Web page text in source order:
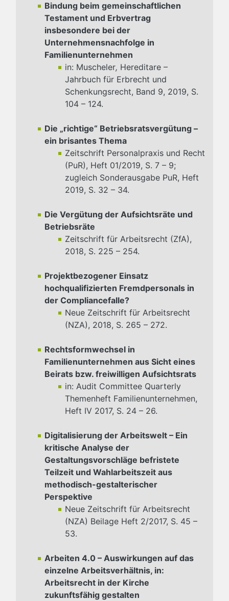
Bindung beim gemeinschaftlichen
Testament und Erbvertrag
insbesondere bei der
Unternehmensnachfolge in
Familienunternehmen
in: Muscheler, Hereditare –
Jahrbuch für Erbrecht und
Schenkungsrecht, Band 9, 2019, S.
104 – 124.
Die „richtige“ Betriebsratsvergütung –
ein brisantes Thema
Zeitschrift Personalpraxis und Recht
(PuR), Heft 01/2019, S. 7 – 9;
zugleich Sonderausgabe PuR, Heft
2019, S. 32 – 34.
Die Vergütung der Aufsichtsräte und
Betriebsräte
Zeitschrift für Arbeitsrecht (ZfA),
2018, S. 225 – 254.
Projektbezogener Einsatz
hochqualifizierten Fremdpersonals in
der Compliancefalle?
Neue Zeitschrift für Arbeitsrecht
(NZA), 2018, S. 265 – 272.
Rechtsformwechsel in
Familienunternehmen aus Sicht eines
Beirats bzw. freiwilligen Aufsichtsrats
in: Audit Committee Quarterly
Themenheft Familienunternehmen,
Heft IV 2017, S. 24 – 26.
Digitalisierung der Arbeitswelt – Ein
kritische Analyse der
Gestaltungsvorschläge befristete
Teilzeit und Wahlarbeitszeit aus
methodisch-gestalterischer
Perspektive
Neue Zeitschrift für Arbeitsrecht
(NZA) Beilage Heft 2/2017, S. 45 –
53.
Arbeiten 4.0 – Auswirkungen auf das
einzelne Arbeitsverhältnis, in:
Arbeitsrecht in der Kirche
zukunftsfähig gestalten